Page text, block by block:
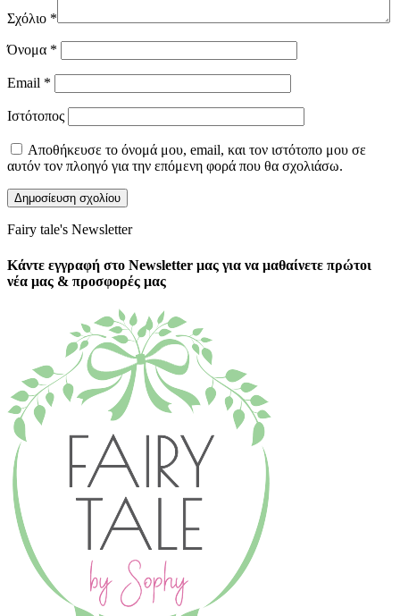
Σχόλιο *
Όνομα *
Email *
Ιστότοπος
Αποθήκευσε το όνομά μου, email, και τον ιστότοπο μου σε
αυτόν τον πλοηγό για την επόμενη φορά που θα σχολιάσω.
Fairy tale's Newsletter
Κάντε εγγραφή στο Newsletter μας για να μαθαίνετε πρώτοι
νέα μας & προσφορές μας